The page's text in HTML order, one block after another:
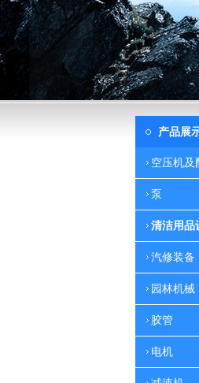
产品展
空压机及
泵
清洁用品
汽修装备
园林机械
胶管
电机